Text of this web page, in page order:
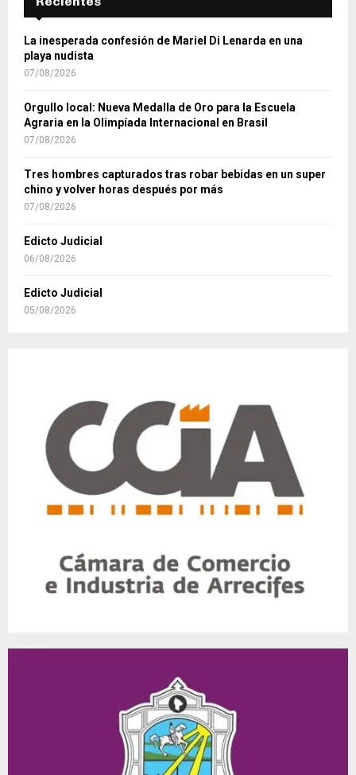
La inesperada confesión de Mariel Di Lenarda en una
playa nudista
07/08/2026
Orgullo local: Nueva Medalla de Oro para la Escuela
Agraria en la Olimpíada Internacional en Brasil
07/08/2026
Tres hombres capturados tras robar bebidas en un super
chino y volver horas después por más
07/08/2026
Edicto Judicial
06/08/2026
Edicto Judicial
05/08/2026